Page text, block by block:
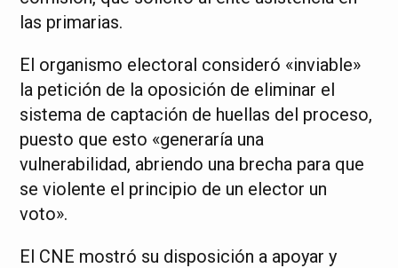
las primarias.
El organismo electoral consideró «inviable»
la petición de la oposición de eliminar el
sistema de captación de huellas del proceso,
puesto que esto «generaría una
vulnerabilidad, abriendo una brecha para que
se violente el principio de un elector un
voto».
El CNE mostró su disposición a apoyar y